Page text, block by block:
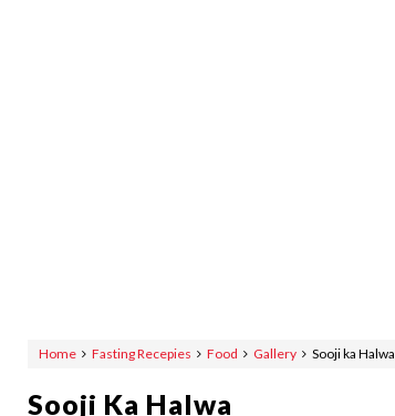
Home Fasting Recepies Food Gallery Sooji ka Halwa
Sooji Ka Halwa